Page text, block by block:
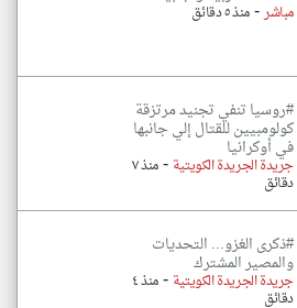
مباشر-منذ ٥ دقائق
#روسيا تنفي تجنيد مرتزقة
كولومبيين للقتال إلي جانبها
في أوكرانيا
جريدة الجريدة الكويتية - منذ ٧
دقائق
#ذكرى الغزو... التحديات
والمصير المشترك
جريدة الجريدة الكويتية - منذ ٤
دقائق